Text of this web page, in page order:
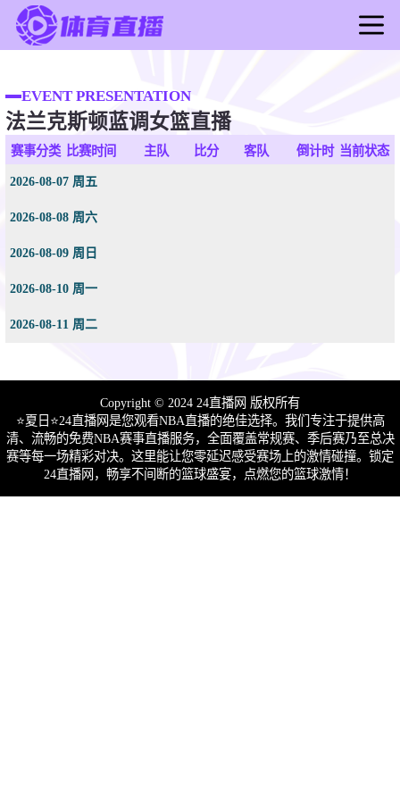
足球直播
篮球直播
足球录像
篮球新闻
EVENT PRESENTATION
法兰克斯顿蓝调女篮直播
赛事分类 比赛时间 主队 比分 客队 倒计时 当前状态
2026-08-07 周五
2026-08-08 周六
2026-08-09 周日
2026-08-10 周一
2026-08-11 周二
Copyright © 2024 24直播网 版权所有
⭐️夏日⭐24直播网是您观看NBA直播的绝佳选择。我们专注于提供高
清、流畅的免费NBA赛事直播服务，全面覆盖常规赛、季后赛乃至总决
赛等每一场精彩对决。这里能让您零延迟感受赛场上的激情碰撞。锁定
24直播网，畅享不间断的篮球盛宴，点燃您的篮球激情！